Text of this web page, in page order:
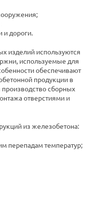
и дороги.
изделий используются
используемые для
обеспечивают
продукции в
производство сборных
отверстиями и
из железобетона:
перепадам температур;